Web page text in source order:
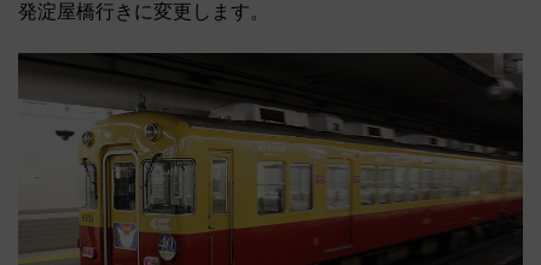
発淀屋橋行きに変更します。